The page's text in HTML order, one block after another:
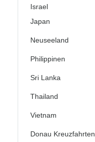
Israel
Japan
Neuseeland
Philippinen
Sri Lanka
Thailand
Vietnam
Donau Kreuzfahrten